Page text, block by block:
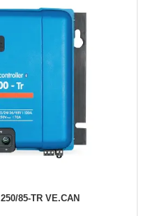
85-TR VE.CAN